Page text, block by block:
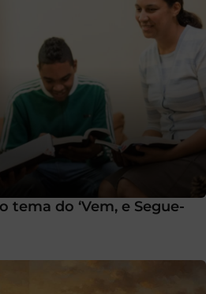
tema do ‘Vem, e Segue-